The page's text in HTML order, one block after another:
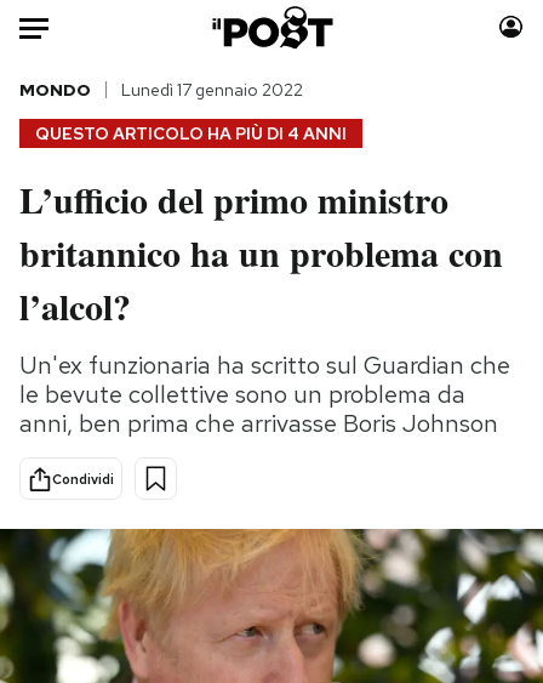
Auto
HOME
Italia
Politica
Tecnologia
Scienza
Cultura
Sport
Moda
Consumismi
Media
Europa
PODCAST
NEWSLETTER
QUESTO ARTICOLO HA PIÙ DI 4 ANNI
MONDO Lunedì 17 gennaio 2022
L’ufficio del primo ministro
britannico ha un problema con
l’alcol?
Un'ex funzionaria ha scritto sul Guardian che
le bevute collettive sono un problema da
anni, ben prima che arrivasse Boris Johnson
Condividi